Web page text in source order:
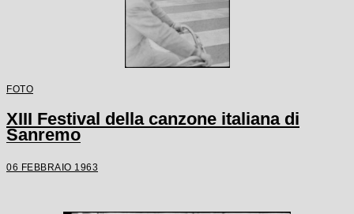
FOTO
XIII Festival della canzone italiana di
Sanremo
06 FEBBRAIO 1963